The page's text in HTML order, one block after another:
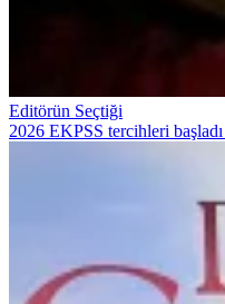
Editörün Seçtiği
2026 EKPSS tercihleri